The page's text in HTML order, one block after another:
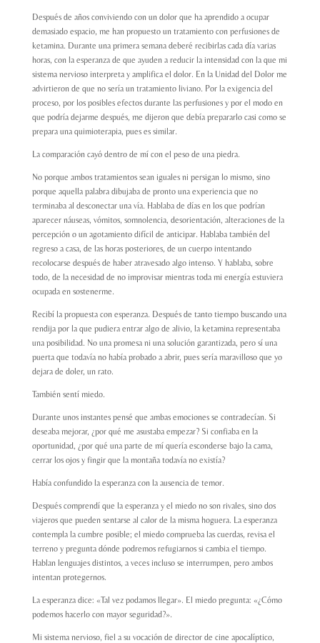
Después de años conviviendo con un dolor que ha aprendido a ocupar
demasiado espacio, me han propuesto un tratamiento con perfusiones de
ketamina. Durante una primera semana deberé recibirlas cada día varias
horas, con la esperanza de que ayuden a reducir la intensidad con la que mi
sistema nervioso interpreta y amplifica el dolor. En la Unidad del Dolor me
advirtieron de que no sería un tratamiento liviano. Por la exigencia del
proceso, por los posibles efectos durante las perfusiones y por el modo en
que podría dejarme después, me dijeron que debía prepararlo casi como se
prepara una quimioterapia, pues es similar.
La comparación cayó dentro de mí con el peso de una piedra.
No porque ambos tratamientos sean iguales ni persigan lo mismo, sino
porque aquella palabra dibujaba de pronto una experiencia que no
terminaba al desconectar una vía. Hablaba de días en los que podrían
aparecer náuseas, vómitos, somnolencia, desorientación, alteraciones de la
percepción o un agotamiento difícil de anticipar. Hablaba también del
regreso a casa, de las horas posteriores, de un cuerpo intentando
recolocarse después de haber atravesado algo intenso. Y hablaba, sobre
todo, de la necesidad de no improvisar mientras toda mi energía estuviera
ocupada en sostenerme.
Recibí la propuesta con esperanza. Después de tanto tiempo buscando una
rendija por la que pudiera entrar algo de alivio, la ketamina representaba
una posibilidad. No una promesa ni una solución garantizada, pero sí una
puerta que todavía no había probado a abrir, pues sería maravilloso que yo
dejara de doler, un rato.
También sentí miedo.
Durante unos instantes pensé que ambas emociones se contradecían. Si
deseaba mejorar, ¿por qué me asustaba empezar? Si confiaba en la
oportunidad, ¿por qué una parte de mí quería esconderse bajo la cama,
cerrar los ojos y fingir que la montaña todavía no existía?
Había confundido la esperanza con la ausencia de temor.
Después comprendí que la esperanza y el miedo no son rivales, sino dos
viajeros que pueden sentarse al calor de la misma hoguera. La esperanza
contempla la cumbre posible; el miedo comprueba las cuerdas, revisa el
terreno y pregunta dónde podremos refugiarnos si cambia el tiempo.
Hablan lenguajes distintos, a veces incluso se interrumpen, pero ambos
intentan protegernos.
La esperanza dice: «Tal vez podamos llegar». El miedo pregunta: «¿Cómo
podemos hacerlo con mayor seguridad?».
Mi sistema nervioso, fiel a su vocación de director de cine apocalíptico,